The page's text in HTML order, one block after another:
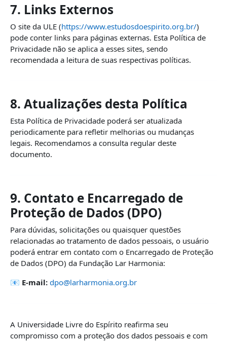
7. Links Externos
O site da ULE (https://www.estudosdoespirito.org.br/)
pode conter links para páginas externas. Esta Política de
Privacidade não se aplica a esses sites, sendo
recomendada a leitura de suas respectivas políticas.
8. Atualizações desta Política
Esta Política de Privacidade poderá ser atualizada
periodicamente para refletir melhorias ou mudanças
legais. Recomendamos a consulta regular deste
documento.
9. Contato e Encarregado de
Proteção de Dados (DPO)
Para dúvidas, solicitações ou quaisquer questões
relacionadas ao tratamento de dados pessoais, o usuário
poderá entrar em contato com o Encarregado de Proteção
de Dados (DPO) da Fundação Lar Harmonia:
📧 E-mail: dpo@larharmonia.org.br
A Universidade Livre do Espírito reafirma seu
compromisso com a proteção dos dados pessoais e com